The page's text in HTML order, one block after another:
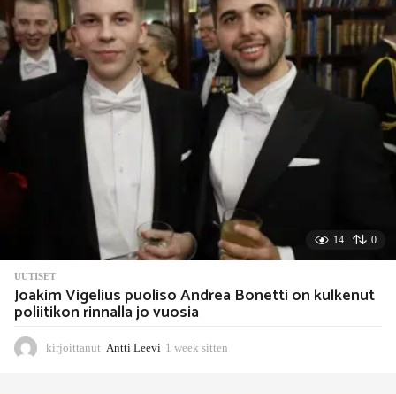
t
t
e
n
14 0
UUTISET
Joakim Vigelius puoliso Andrea Bonetti on kulkenut
poliitikon rinnalla jo vuosia
kirjoittanut Antti Leevi 1 week sitten